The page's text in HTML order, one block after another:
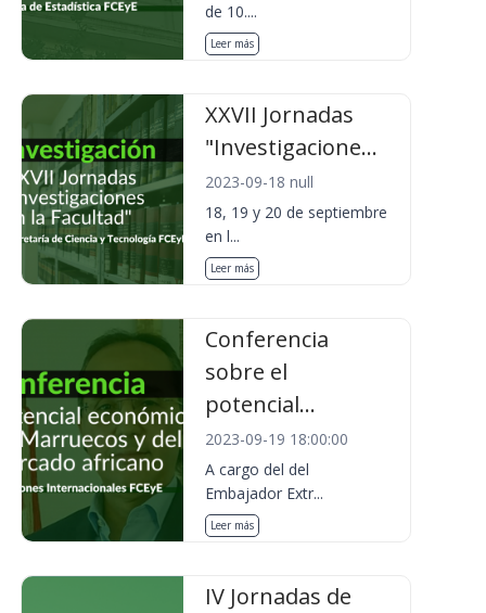
de 10....
Leer más
XXVII Jornadas
"Investigacione...
2023-09-18 null
18, 19 y 20 de septiembre
en l...
Leer más
Conferencia
sobre el
potencial...
2023-09-19 18:00:00
A cargo del del
Embajador Extr...
Leer más
IV Jornadas de